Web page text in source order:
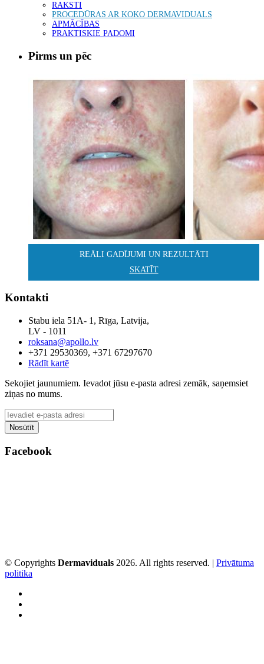
RAKSTI
PROCEDŪRAS AR KOKO DERMAVIDUALS
APMĀCĪBAS
PRAKTISKIE PADOMI
Pirms un pēc
REĀLI GADĪJUMI UN REZULTĀTI
SKATĪT
Kontakti
Stabu iela 51A- 1, Rīga, Latvija,
LV - 1011
roksana@apollo.lv
+371 29530369, +371 67297670
Rādīt kartē
Sekojiet jaunumiem. Ievadot jūsu e-pasta adresi zemāk, saņemsiet
ziņas no mums.
Facebook
© Copyrights Dermaviduals 2026. All rights reserved. | Privātuma
politika